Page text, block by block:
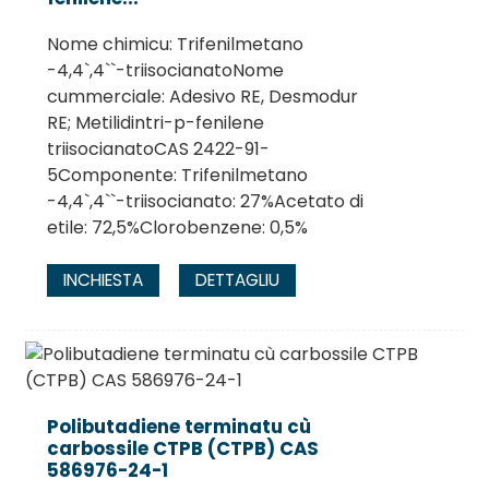
Nome chimicu: Trifenilmetano
-4,4`,4``-triisocianatoNome
cummerciale: Adesivo RE, Desmodur
RE; Metilidintri-p-fenilene
triisocianatoCAS 2422-91-
5Componente: Trifenilmetano
-4,4`,4``-triisocianato: 27%Acetato di
etile: 72,5%Clorobenzene: 0,5%
INCHIESTA DETTAGLIU
Polibutadiene terminatu cù
carbossile CTPB (CTPB) CAS
586976-24-1